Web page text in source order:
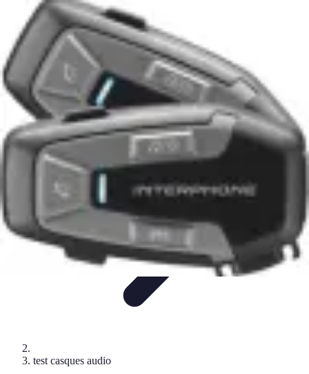
Test Casques Audio
test casques audioBien-êtreGuide d'achat
relaxation
Qualité Sonore
Test Casques Audio
test casques audio